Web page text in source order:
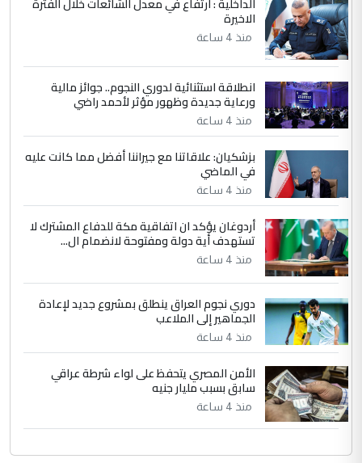
الموضوع :
الجواهري يرد على صدام حسين سل
مضجعيك يابن الزنا (نص كامل)
5 سردار
التعليق : واحد من عصابة علي ماما يسقط
جنسية الرافد الثالث للعراق ومن اصول عريقة
الموضوع :
الجواهري يرد على صدام حسين سل
مضجعيك يابن الزنا (نص كامل)
الداخلية : ارتفاع في معدل الشائعات خلال الفترة
الاخيرة
منذ 4 ساعة
انطلاقة استثنائية لدوري النجوم.. جوائز مالية
ورعاية جديدة وظهور مؤثر لأحمد راضي
منذ 4 ساعة
بزشكيان: علاقاتنا مع جيراننا أفضل مما كانت عليه
في الماضي
منذ 4 ساعة
أردوغان يؤكد ان اتفاقية مكة للدفاع المشترك لا
تستهدف أية دولة ومفتوحة لانضمام ال...
منذ 4 ساعة
دوري نجوم العراق ينطلق بمشروع جديد لإعادة
الجماهير إلى الملاعب
منذ 4 ساعة
الأمن المصري يتحفظ على لواء شرطة عراقي
سابق بسبب مليار جنيه
منذ 4 ساعة